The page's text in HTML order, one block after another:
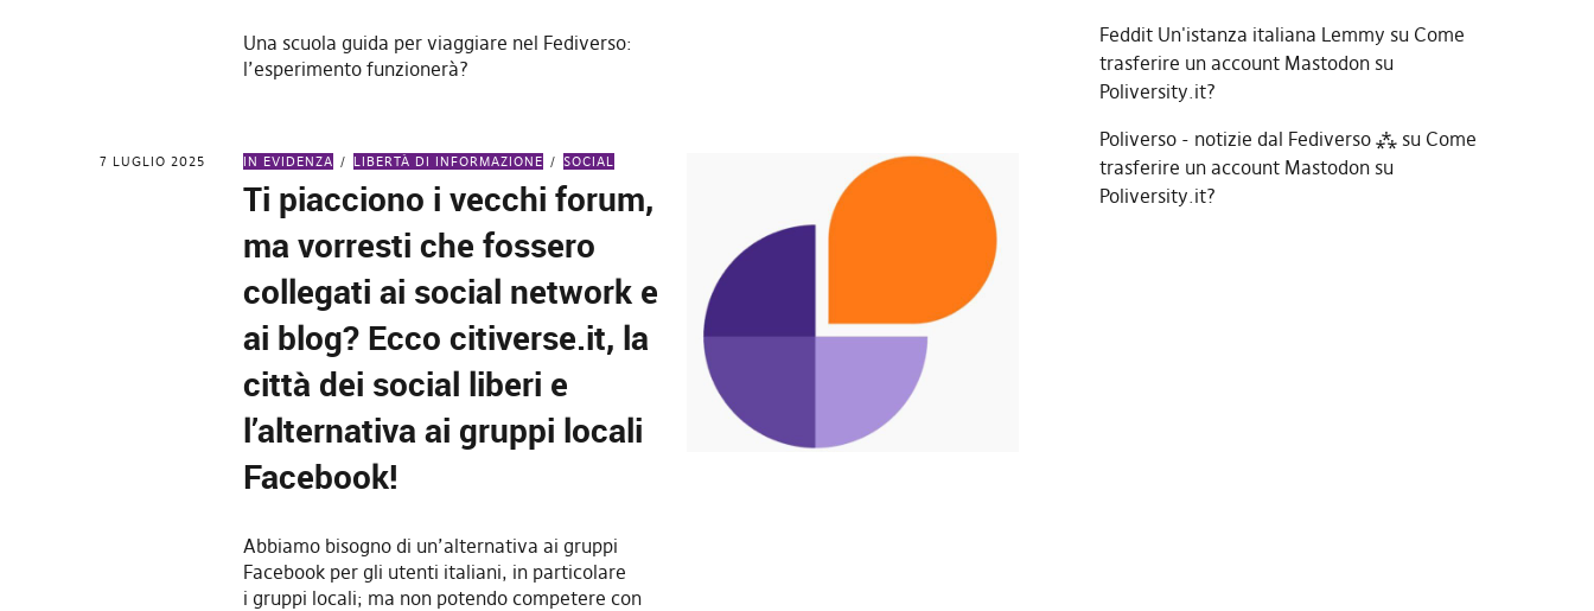
Una scuola guida per viaggiare nel Fediverso:
l’esperimento funzionerà?
7 LUGLIO 2025 IN EVIDENZA LIBERTÀ DI INFORMAZIONE SOCIAL
Ti piacciono i vecchi forum,
ma vorresti che fossero
collegati ai social network e
ai blog? Ecco citiverse.it, la
città dei social liberi e
l’alternativa ai gruppi locali
Facebook!
Abbiamo bisogno di un’alternativa ai gruppi
Facebook per gli utenti italiani, in particolare
i gruppi locali; ma non potendo competere con
Feddit Un'istanza italiana Lemmy su Come
trasferire un account Mastodon su
Poliversity.it?
Poliverso - notizie dal Fediverso ⁂su Come
trasferire un account Mastodon su
Poliversity.it?